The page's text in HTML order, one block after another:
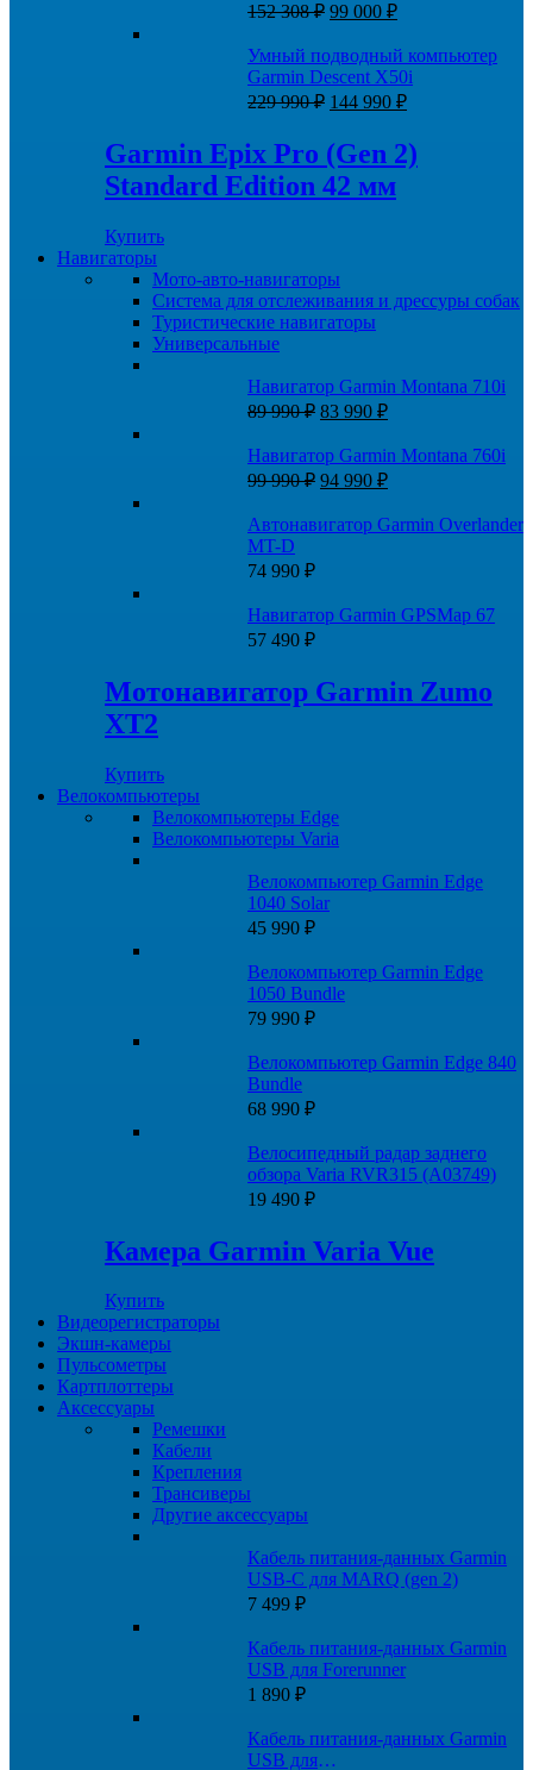
990 ₽.
коричневым кожаным ремешком
152 308₽ Первоначальная
составляла
152
308 ₽.
99 000 ₽Текущая
99
000 ₽.
Умный подводный компьютер
Garmin Descent X50i
229 990₽ Первоначальная
составляла
229
990 ₽.
144 990 ₽Текущая
144
990 ₽.
Garmin Epix Pro (Gen 2)
Standard Edition 42 мм
Купить
Навигаторы
Мото-авто-навигаторы
Система для отслеживания и дрессуры собак
Туристические навигаторы
Универсальные
Навигатор Garmin Montana 710i
89 990₽ Первоначальная
составляла
89
990 ₽.
83 990 ₽Текущая
83
990 ₽.
Навигатор Garmin Montana 760i
99 990₽ Первоначальная
составляла
99
94 990 ₽Текущая
94
Автонавигатор Garmin Overlander
MT-D
74 990 ₽
Навигатор Garmin GPSMap 67
57 490 ₽
Мотонавигатор Garmin Zumo
XT2
Купить
Велокомпьютеры
Велокомпьютеры Edge
Велокомпьютеры Varia
Велокомпьютер Garmin Edge
1040 Solar
45 990 ₽
Велокомпьютер Garmin Edge
1050 Bundle
79 990 ₽
Велокомпьютер Garmin Edge 840
Bundle
68 990 ₽
Велосипедный радар заднего
обзора Varia RVR315 (A03749)
19 490 ₽
Камера Garmin Varia Vue
Купить
Видеорегистраторы
Экшн-камеры
Пульсометры
Картплоттеры
Аксессуары
Ремешки
Кабели
Крепления
Трансиверы
Другие аксессуары
Кабель питания-данных Garmin
USB-C для MARQ (gen 2)
7 499 ₽
Кабель питания-данных Garmin
USB для Forerunner
1 890 ₽
Кабель питания-данных Garmin
USB для